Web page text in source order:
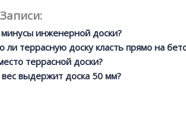
инженерной доски?
ли террасную доску класть прямо на
террасной доски?
вес выдержит доска 50 мм?